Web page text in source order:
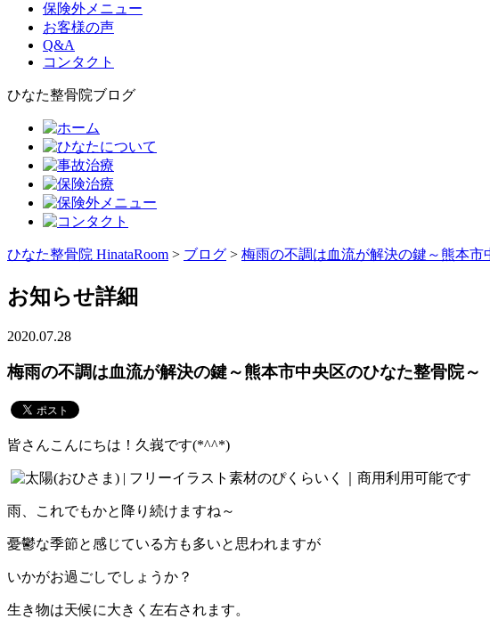
保険外メニュー
お客様の声
Q&A
コンタクト
ひなた整骨院ブログ
ひなた整骨院 HinataRoom > ブログ > 梅雨の不調は血流が解決の鍵～熊本市
お知らせ詳細
2020.07.28
梅雨の不調は血流が解決の鍵～熊本市中央区のひなた整骨院～
皆さんこんにちは！久峩です(*^^*)
雨、これでもかと降り続けますね～
憂鬱な季節と感じている方も多いと思われますが
いかがお過ごしでしょうか？
生き物は天候に大きく左右されます。